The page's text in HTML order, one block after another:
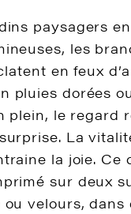
paysagers
les
en feux
pluies dorées
plein, le regard
La
la joie. Ce
sur deux
velours, dans